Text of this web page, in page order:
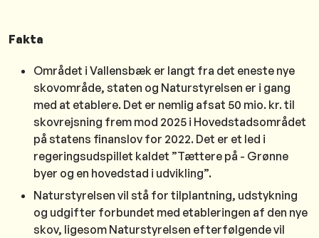
Fakta
Området i Vallensbæk er langt fra det eneste nye
skovområde, staten og Naturstyrelsen er i gang
med at etablere. Det er nemlig afsat 50 mio. kr. til
skovrejsning frem mod 2025 i Hovedstadsområdet
på statens finanslov for 2022. Det er et led i
regeringsudspillet kaldet ”Tættere på - Grønne
byer og en hovedstad i udvikling”.
Naturstyrelsen vil stå for tilplantning, udstykning
og udgifter forbundet med etableringen af den nye
skov, ligesom Naturstyrelsen efterfølgende vil